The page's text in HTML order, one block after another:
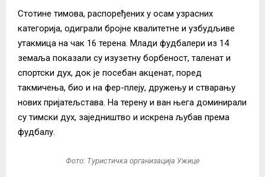
Стотине тимова, распоређених у осам узрасних
категорија, одиграли бројне квалитетне и узбудљиве
утакмица на чак 16 терена. Млади фудбалери из 14
земаља показали су изузетну борбеност, таленат и
спортски дух, док је посебан акценат, поред
такмичења, био и на фер-плеју, дружењу и стварању
нових пријатељстава. На терену и ван њега доминирали
су тимски дух, заједништво и искрена љубав према
фудбалу.
Фото: Туристичка организација Ужице